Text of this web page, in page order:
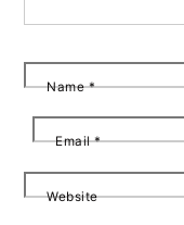
Name*
Email*
Website